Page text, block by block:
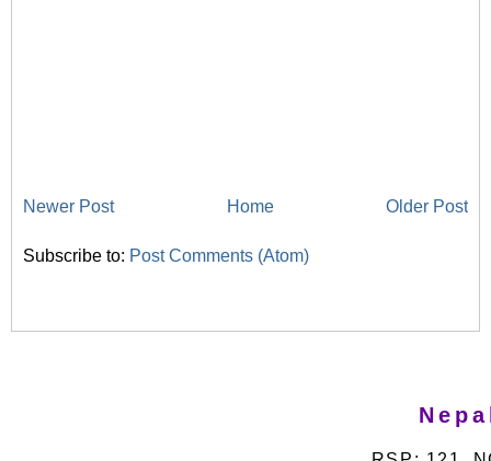
Newer Post Older Post
Home
Subscribe to: Post Comments (Atom)